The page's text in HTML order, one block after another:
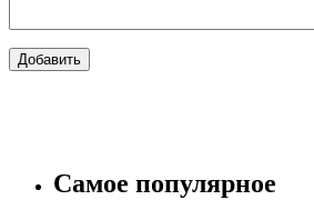
Самое популярное